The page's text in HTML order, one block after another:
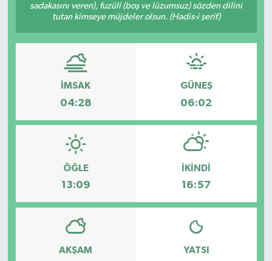
sadakasını veren), fuzûlî (boş ve lüzumsuz) sözden dilini
tutan kimseye müjdeler olsun. (Hadis-i şerif)
İMSAK
04:28
GÜNEŞ
06:02
ÖĞLE
13:09
İKINDI
16:57
AKŞAM YATSI
Kargı
Mecitözü
Ortaköy
Sungurlu
Uğurludağ